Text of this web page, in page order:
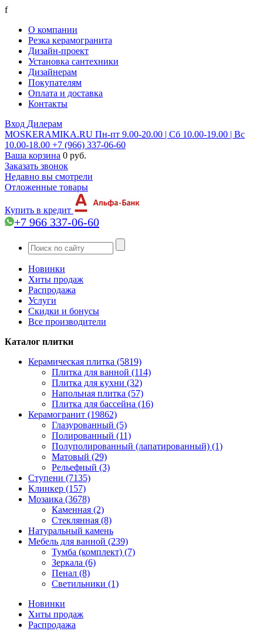
f
О компании
Резка керамогранита
Дизайн-проект
Установка сантехники
Дизайнерам
Покупателям
Оплата и доставка
Контакты
Вход Дилерам
MOSKERAMIKA.RU Пн-пт 9.00-20.00 | Сб 10.00-19.00 | Вс
10.00-18.00 +7 (966) 337-06-60
Ваша корзина 0 руб.
Заказать звонок
Недавно вы смотрели
Отложенные товары
Купить в кредит
+7 966 337-06-60
Новинки
Хиты продаж
Распродажа
Услуги
Скидки и бонусы
Все производители
Каталог плитки
Керамическая плитка (5819)
Плитка для ванной (114)
Плитка для кухни (32)
Напольная плитка (57)
Плитка для бассейна (16)
Керамогранит (19862)
Глазурованный (5)
Полированный (11)
Полуполированный (лапатированный) (1)
Матовый (29)
Рельефный (3)
Ступени (7135)
Клинкер (157)
Мозаика (3678)
Каменная (2)
Стеклянная (8)
Натуральный камень
Мебель для ванной (239)
Тумба (комплект) (7)
Зеркала (6)
Пенал (8)
Светильники (1)
Новинки
Хиты продаж
Распродажа